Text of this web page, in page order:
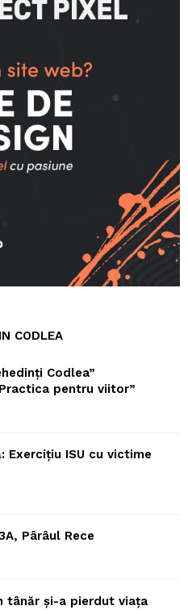
CODLEA
Codlea”
pentru viitor”
Exercițiu ISU cu victime
Pârâul Rece
tânăr și-a pierdut viața